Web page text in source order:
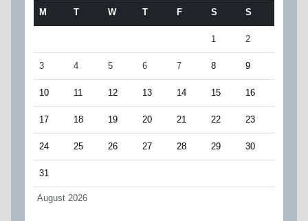
August 2026
M T W T F S S
1 2
3 4 5 6 7 8 9
10 11 12 13 14 15 16
17 18 19 20 21 22 23
24 25 26 27 28 29 30
31